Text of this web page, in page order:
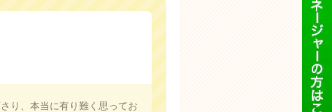
り、本当に有り難く思ってお